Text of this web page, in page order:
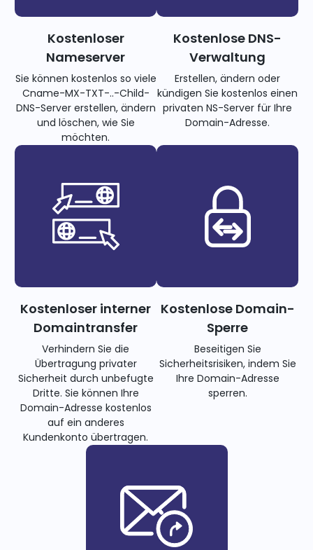
Kostenloser
Nameserver
Sie können kostenlos so viele
Cname-MX-TXT-..-Child-
DNS-Server erstellen, ändern
und löschen, wie Sie
möchten.
Kostenlose DNS-
Verwaltung
Erstellen, ändern oder
kündigen Sie kostenlos einen
privaten NS-Server für Ihre
Domain-Adresse.
Kostenloser interner
Domaintransfer
Verhindern Sie die
Übertragung privater
Sicherheit durch unbefugte
Dritte. Sie können Ihre
Domain-Adresse kostenlos
auf ein anderes
Kundenkonto übertragen.
Kostenlose Domain-
Sperre
Beseitigen Sie
Sicherheitsrisiken, indem Sie
Ihre Domain-Adresse
sperren.